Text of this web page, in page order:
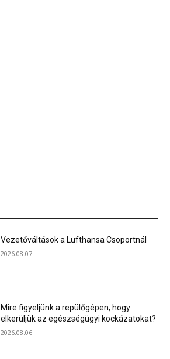
Vezetőváltások a Lufthansa Csoportnál
2026.08.07.
Mire figyeljünk a repülőgépen, hogy
elkerüljük az egészségügyi kockázatokat?
2026.08.06.